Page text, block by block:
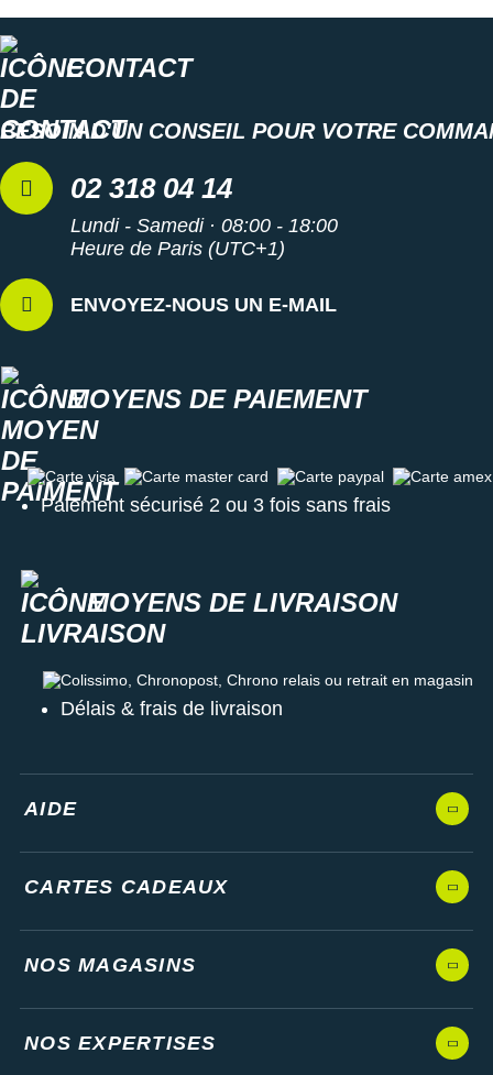
CONTACT
BESOIN D'UN CONSEIL POUR VOTRE
02 318 04 14
Lundi - Samedi · 08:00 - 18:00
Heure de Paris (UTC+1)
ENVOYEZ-NOUS UN E-MAIL
MOYENS DE PAIEMENT
Carte visa Carte master card Carte paypal Carte amex
Paiement sécurisé 2 ou 3 fois sans frais
MOYENS DE LIVRAISON
Colissimo, Chronopost, Chrono relais ou retrait en magasin
Délais & frais de livraison
AIDE
CARTES CADEAUX
NOS MAGASINS
NOS EXPERTISES